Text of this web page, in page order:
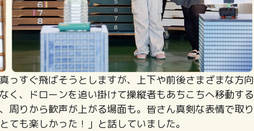
っすぐ飛ばそうとしますが、上下や前後さまざまな方向
く、ドローンを追い掛けて操縦者もあちこちへ移動する
周りから歓声が上がる場面も。皆さん真剣な表情で取り
も楽しかった！」と話していました。